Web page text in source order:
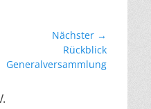
Nächster →
Beitrag:
Rückblick
Generalversammlung